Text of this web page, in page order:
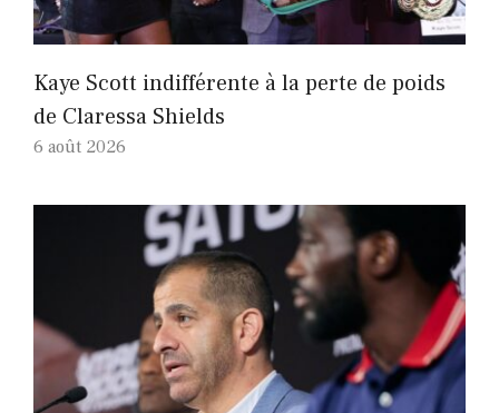
Kaye Scott indifférente à la perte de poids
de Claressa Shields
6 août 2026